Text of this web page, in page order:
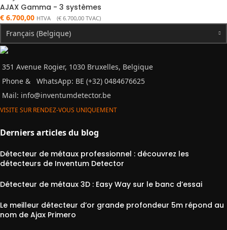
AJAX Gamma - 3 systèmes
€ 6.700,00 HTVA (€ 6.700,00 TVAC)
Français (Belgique)
351 Avenue Rogier, 1030 Bruxelles, Belgique
Phone &
WhatsApp: BE (+32) 0484676625
Mail: info@inventumdetector.be
VISITE SUR RENDEZ-VOUS UNIQUEMENT
Derniers articles du blog
Détecteur de métaux professionnel : découvrez les
détecteurs de Inventum Detector
Détecteur de métaux 3D : Easy Way sur le banc d’essai
Le meilleur détecteur d’or grande profondeur 5m répond au
nom de Ajax Primero